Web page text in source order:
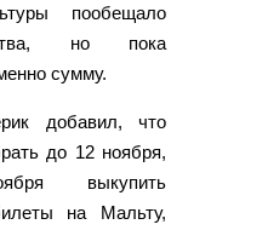
пообещало
но пока
сумму.
добавил, что
до 12 ноября,
выкупить
на Мальту,